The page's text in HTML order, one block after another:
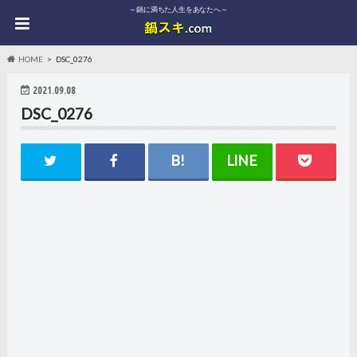
～鍋に満ちた人生をあなたへ～
HOME DSC_0276
2021.09.08
DSC_0276